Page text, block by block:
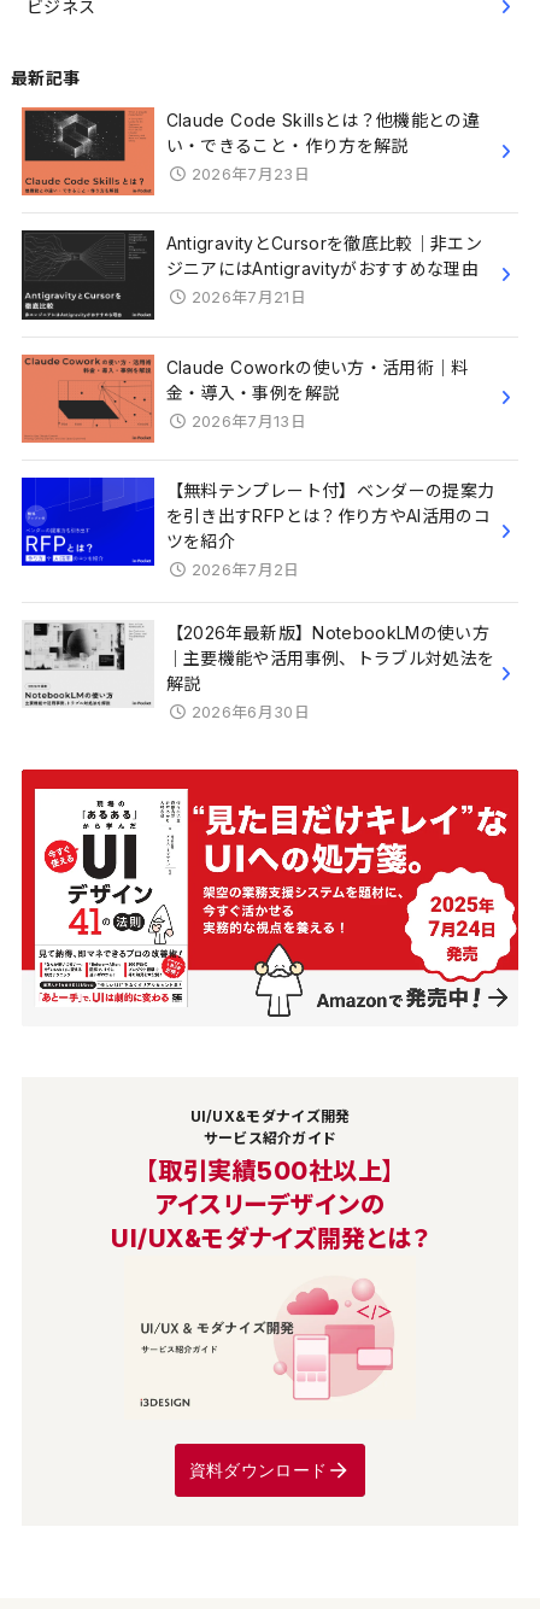
ビジネス
最新記事
Claude Code Skillsとは？他機能との違
い・できること・作り方を解説
2026年7月23日
AntigravityとCursorを徹底比較｜非エン
ジニアにはAntigravityがおすすめな理由
2026年7月21日
Claude Coworkの使い方・活用術｜料
金・導入・事例を解説
2026年7月13日
【無料テンプレート付】ベンダーの提案力
を引き出すRFPとは？作り方やAI活用のコ
ツを紹介
2026年7月2日
【2026年最新版】NotebookLMの使い方
｜主要機能や活用事例、トラブル対処法を
解説
2026年6月30日
UI/UX&モダナイズ開発
サービス紹介ガイド
【取引実績500社以上】
アイスリーデザインの
UI/UX&モダナイズ開発とは？
資料ダウンロード